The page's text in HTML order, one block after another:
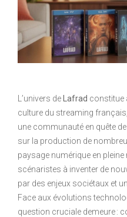
L’univers de Lafrad constitue
culture du streaming
une communauté en quête
sur la production de
paysage numérique en
scénaristes à inventer de
par des enjeux sociétaux et
Face aux évolutions
question cruciale demeure :